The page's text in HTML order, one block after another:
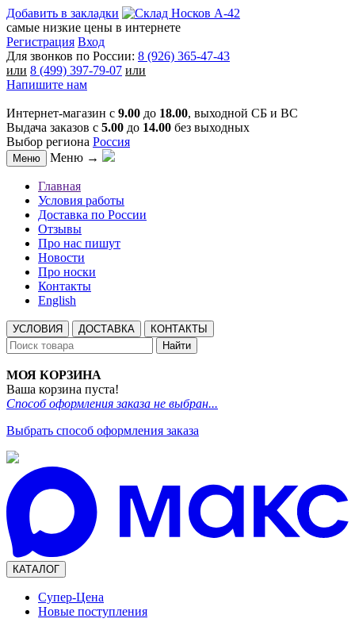
Добавить в закладки
самые низкие цены в интернете
Регистрация Вход
Для звонков по России: 8 (926) 365-47-43
или 8 (499) 397-79-07 или
Напишите нам
Интернет-магазин с 9.00 до 18.00, выходной СБ и ВС
Выдача заказов с 5.00 до 14.00 без выходных
Выбор региона Россия
Меню Меню →
Главная
Условия работы
Доставка по России
Отзывы
Про нас пишут
Новости
Про носки
Контакты
English
УСЛОВИЯ ДОСТАВКА
КОНТАКТЫ
Найти
МОЯ КОРЗИНА
Ваша корзина пуста!
Способ оформления заказа не выбран...
Выбрать способ оформления заказа
КАТАЛОГ
Супер-Цена
Новые поступления